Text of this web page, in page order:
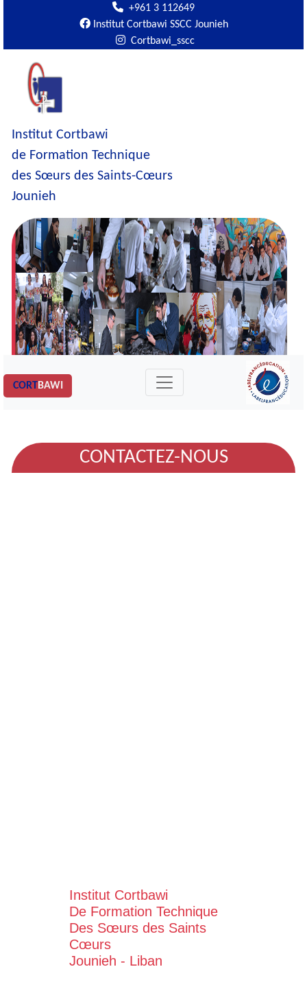
+961 3 112649
Institut Cortbawi SSCC Jounieh
Cortbawi_sscc
Institut Cortbawi
de Formation Technique
des Sœurs des Saints-Cœurs
Jounieh
CORTBAWI
CONTACTEZ-NOUS
Institut Cortbawi
De Formation Technique
Des Sœurs des Saints
Cœurs
Jounieh - Liban